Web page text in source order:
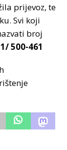
prijevoz, te
Svi koji
broj
500-461